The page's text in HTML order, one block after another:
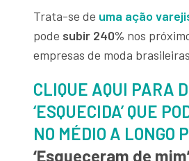
Trata-se de uma ação
pode subir 240% nos
empresas de moda
CLIQUE AQUI PARA
‘ESQUECIDA’ QUE
NO MÉDIO A LONGO
‘Esqueceram de